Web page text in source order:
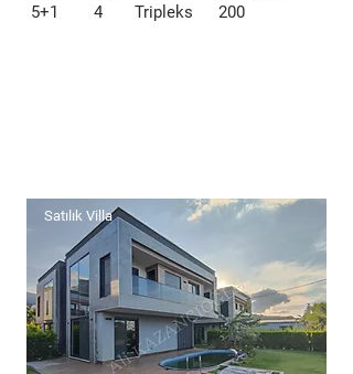
5+1
4
Tripleks
200
Satılık Villa